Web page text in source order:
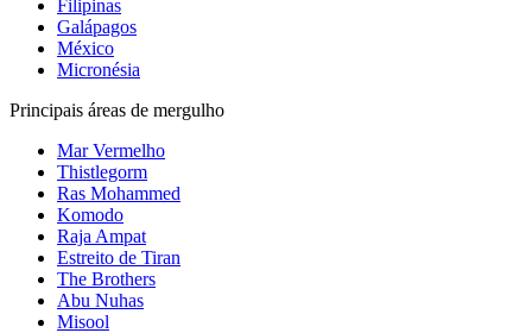
Filipinas
Galápagos
México
Micronésia
Principais áreas de mergulho
Mar Vermelho
Thistlegorm
Ras Mohammed
Komodo
Raja Ampat
Estreito de Tiran
The Brothers
Abu Nuhas
Misool